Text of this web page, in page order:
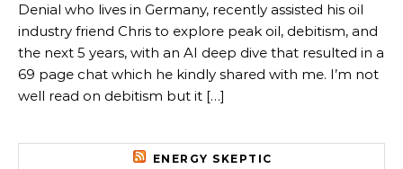
Denial who lives in Germany, recently assisted his oil
industry friend Chris to explore peak oil, debitism, and
the next 5 years, with an AI deep dive that resulted in a
69 page chat which he kindly shared with me. I’m not
well read on debitism but it […]
ENERGY SKEPTIC